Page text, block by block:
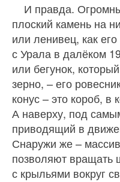
И правда.
плоский камень на
или ленивец, как
с Урала в далёком
или бегунок,
зерно, – его
конус – это короб, в
А наверху, под
приводящий в
Снаружи же –
позволяют вращать
с крыльями вокруг